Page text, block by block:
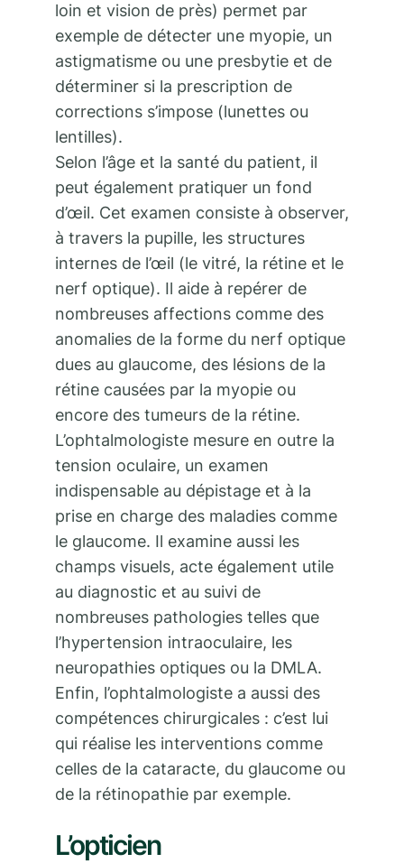
loin et vision de près) permet par
exemple de détecter une myopie, un
astigmatisme ou une presbytie et de
déterminer si la prescription de
corrections s’impose (lunettes ou
lentilles).
Selon l’âge et la santé du patient, il
peut également pratiquer un fond
d’œil. Cet examen consiste à observer,
à travers la pupille, les structures
internes de l’œil (le vitré, la rétine et le
nerf optique). Il aide à repérer de
nombreuses affections comme des
anomalies de la forme du nerf optique
dues au glaucome, des lésions de la
rétine causées par la myopie ou
encore des tumeurs de la rétine.
L’ophtalmologiste mesure en outre la
tension oculaire, un examen
indispensable au dépistage et à la
prise en charge des maladies comme
le glaucome. Il examine aussi les
champs visuels, acte également utile
au diagnostic et au suivi de
nombreuses pathologies telles que
l’hypertension intraoculaire, les
neuropathies optiques ou la DMLA.
Enfin, l’ophtalmologiste a aussi des
compétences chirurgicales : c’est lui
qui réalise les interventions comme
celles de la cataracte, du glaucome ou
de la rétinopathie par exemple.
L’opticien